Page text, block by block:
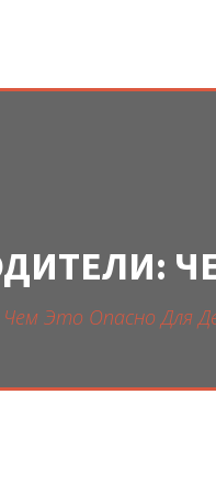
Чем Это Опасно Для